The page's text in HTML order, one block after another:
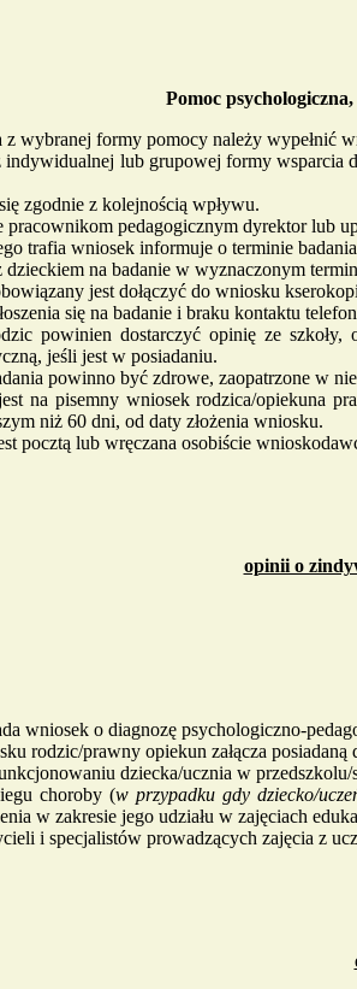
Pomoc
wybranej formy pomocy należy wypełnić
indywidualnej lub grupowej formy wsparcia
zgodnie z kolejnością wpływu.
pracownikom pedagogicznym dyrektor lub
trafia wniosek informuje o terminie
dzieckiem na badanie w wyznaczonym
jest dołączyć do wniosku
się na badanie i braku kontaktu
powinien dostarczyć opinię ze
jeśli jest w posiadaniu.
powinno być zdrowe, zaopatrzone w
na pisemny wniosek rodzica/opiekuna
niż 60 dni, od daty złożenia wniosku.
pocztą lub wręczana osobiście
opinii o
wniosek o diagnozę psychologiczno-
rodzic/prawny opiekun załącza
dziecka/ucznia w przedszkolu/
choroby (w przypadku gdy dziecko/
w zakresie jego udziału w zajęciach
i specjalistów prowadzących zajęcia z